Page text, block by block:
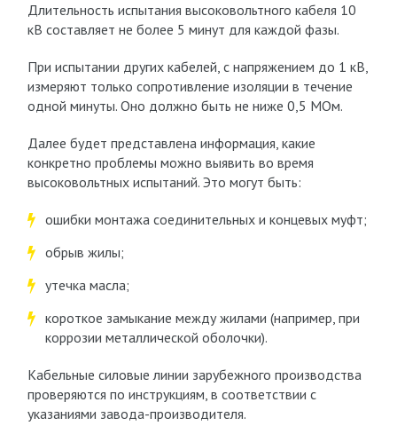
Длительность испытания высоковольтного кабеля 10
кВ составляет не более 5 минут для каждой фазы.
При испытании других кабелей, с напряжением до 1 кВ,
измеряют только сопротивление изоляции в течение
одной минуты. Оно должно быть не ниже 0,5 МОм.
Далее будет представлена информация, какие
конкретно проблемы можно выявить во время
высоковольтных испытаний. Это могут быть:
ошибки монтажа соединительных и концевых муфт;
обрыв жилы;
утечка масла;
короткое замыкание между жилами (например, при
коррозии металлической оболочки).
Кабельные силовые линии зарубежного производства
проверяются по инструкциям, в соответствии с
указаниями завода-производителя.